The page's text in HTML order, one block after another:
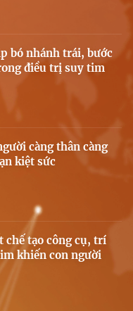
bó nhánh trái, bước
điều trị suy tim
càng thân càng
kiệt sức
chế tạo công cụ, trí
khiến con người